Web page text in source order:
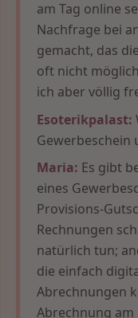
am Tag online
Nachfrage bei
gemacht, das
oft nicht
ich aber völlig
Esoterikpalast:
Gewerbeschein
Maria: Es gibt
eines
Provisions-
Rechnungen
natürlich tun;
die einfach
Abrechnungen
Abrechnung